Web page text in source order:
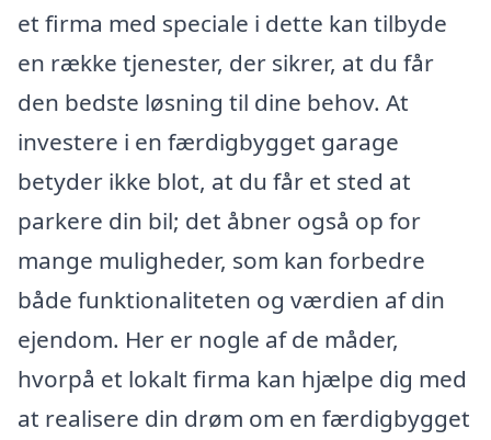
et firma med speciale i dette kan tilbyde
en række tjenester, der sikrer, at du får
den bedste løsning til dine behov. At
investere i en færdigbygget garage
betyder ikke blot, at du får et sted at
parkere din bil; det åbner også op for
mange muligheder, som kan forbedre
både funktionaliteten og værdien af din
ejendom. Her er nogle af de måder,
hvorpå et lokalt firma kan hjælpe dig med
at realisere din drøm om en færdigbygget